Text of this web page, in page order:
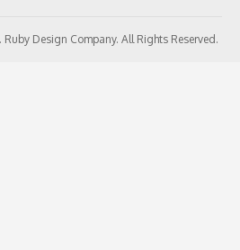
Design Company. All Rights Reserved.